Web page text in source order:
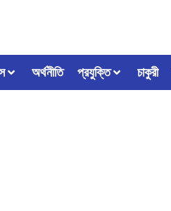
অর্থনীতি প্রযুক্তি চাকুরী